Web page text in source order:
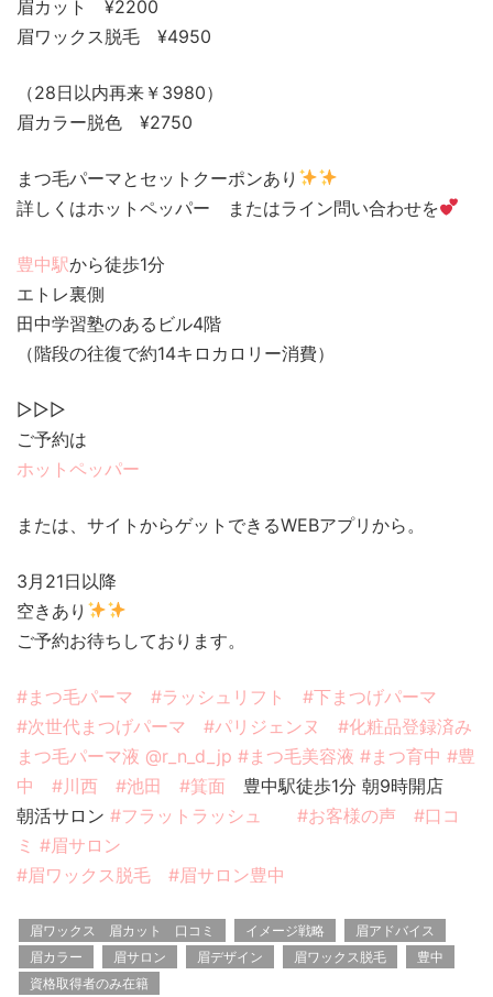
眉カット ¥2200
眉ワックス脱毛 ¥4950
（28日以内再来￥3980）
眉カラー脱色 ¥2750
まつ毛パーマとセットクーポンあり
詳しくはホットペッパー またはライン問い合わせを
豊中駅から徒歩1分
エトレ裏側
田中学習塾のあるビル4階
（階段の往復で約14キロカロリー消費）
▷▷▷
ご予約は
ホットペッパー
または、サイトからゲットできるWEBアプリから。
3月21日以降
空きあり
ご予約お待ちしております。
#まつ毛パーマ #ラッシュリフト
#下まつげパーマ
#次世代まつげパーマ
#パリジェンヌ
#化粧品登録済み
まつ毛パーマ液 @r_n_d_jp #まつ毛美容液 #まつ育中 #豊
中
#川西 #池田 #箕面 豊中駅徒歩1分 朝9時開店
朝活サロン #フラットラッシュ #お客様の声
#口コ
ミ #眉サロン
#眉ワックス脱毛
#眉サロン豊中
眉ワックス 眉カット 口コミ イメージ戦略
眉アドバイス
眉カラー
眉サロン 眉デザイン 眉ワックス脱毛
豊中
資格取得者のみ在籍